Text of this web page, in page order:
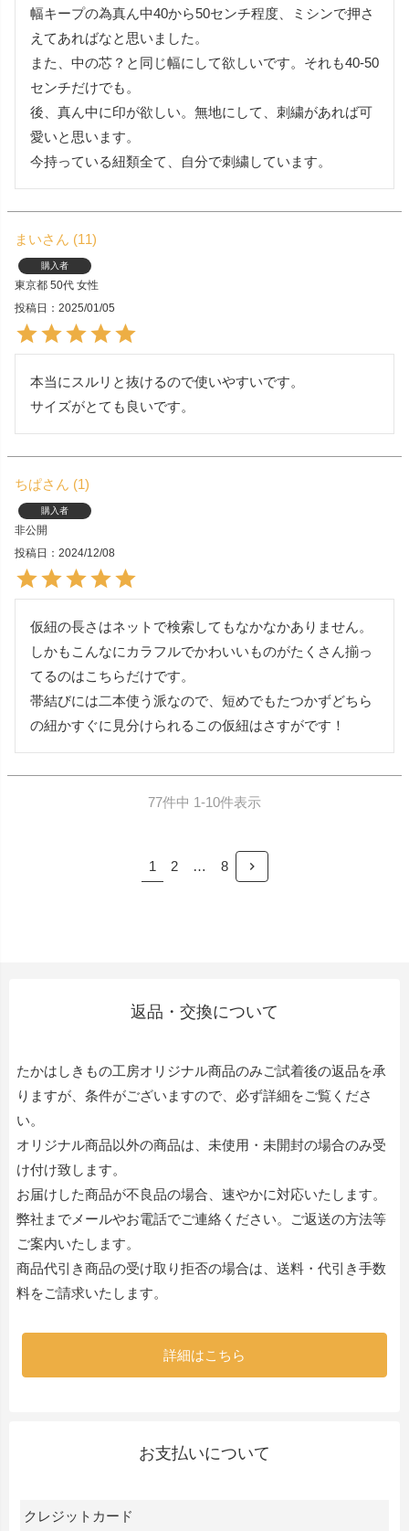
幅キープの為真ん中40から50センチ程度、ミシンで押さ
えてあればなと思いました。
また、中の芯？と同じ幅にして欲しいです。それも40-50
センチだけでも。
後、真ん中に印が欲しい。無地にして、刺繍があれば可
愛いと思います。
今持っている紐類全て、自分で刺繍しています。
まい 11
購入者
東京都 50代 女性
投稿日
2025/01/05
本当にスルリと抜けるので使いやすいです。
サイズがとても良いです。
ちぱ 1
購入者
非公開
投稿日
2024/12/08
仮紐の長さはネットで検索してもなかなかありません。
しかもこんなにカラフルでかわいいものがたくさん揃っ
てるのはこちらだけです。
帯結びには二本使う派なので、短めでもたつかずどちら
の紐かすぐに見分けられるこの仮紐はさすがです！
77件中 1-10件表示
1 2 … 8
返品・交換について
たかはしきもの工房オリジナル商品のみご試着後の返品を承
りますが、条件がございますので、必ず詳細をご覧くださ
い。
オリジナル商品以外の商品は、未使用・未開封の場合のみ受
け付け致します。
お届けした商品が不良品の場合、速やかに対応いたします。
弊社までメールやお電話でご連絡ください。ご返送の方法等
ご案内いたします。
商品代引き商品の受け取り拒否の場合は、送料・代引き手数
料をご請求いたします。
詳細はこちら
お支払いについて
クレジットカード